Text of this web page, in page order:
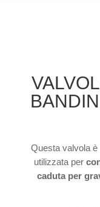
Questa valvola è
utilizzata per
caduta per